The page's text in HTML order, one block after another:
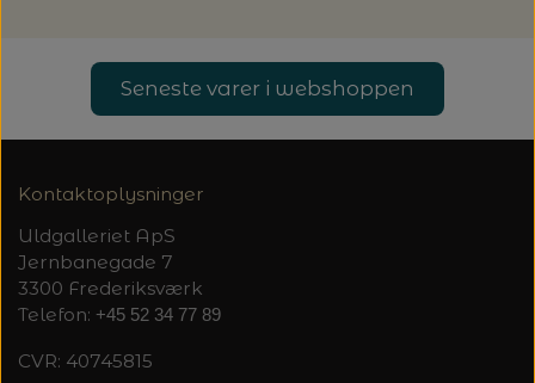
Seneste varer i webshoppen
Kontaktoplysninger
Uldgalleriet ApS
Jernbanegade 7
3300 Frederiksværk
Telefon: +45 52 34 77 89
CVR: 40745815